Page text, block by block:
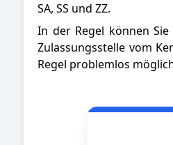
SA, SS und ZZ.
In der Regel können
Zulassungsstelle vom
Regel problemlos